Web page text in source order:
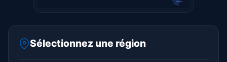
Ajaccio
Sélectionnez une région